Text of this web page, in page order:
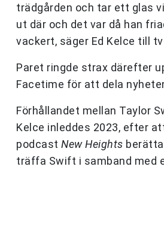
trädgården och tar ett glas
ut där och det var då han
vackert, säger Ed Kelce till
Paret ringde strax därefter
Facetime för att dela
Förhållandet mellan Taylor
Kelce inleddes 2023, efter
podcast New Heights
träffa Swift i samband med